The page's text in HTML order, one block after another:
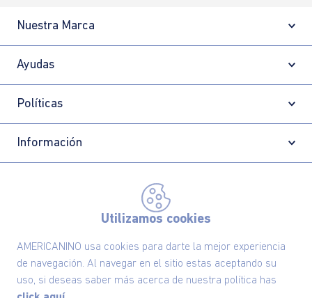
Utilizamos cookies
AMERICANINO usa cookies para darte la mejor experiencia
de navegación. Al navegar en el sitio estas aceptando su
uso, si deseas saber más acerca de nuestra política has
Nuestra Marca
Ayudas
Políticas
Información